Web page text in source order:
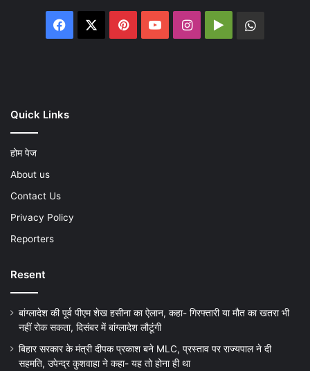
Facebook PinterestYouTubeInstagram
Google
Quick Links
होम पेज
About us
Contact Us
Privacy Policy
Reporters
Resent
बांग्लादेश की पूर्व पीएम शेख हसीना का ऐलान, कहा- गिरफ्तारी या मौत का खतरा भी
नहीं रोक सकता, दिसंबर में बांग्लादेश लौटूंगी
बिहार सरकार के मंत्री दीपक प्रकाश बने MLC, प्रस्ताव पर राज्यपाल ने दी
सहमति, उपेन्द्र कुशवाहा ने कहा- यह तो होना ही था